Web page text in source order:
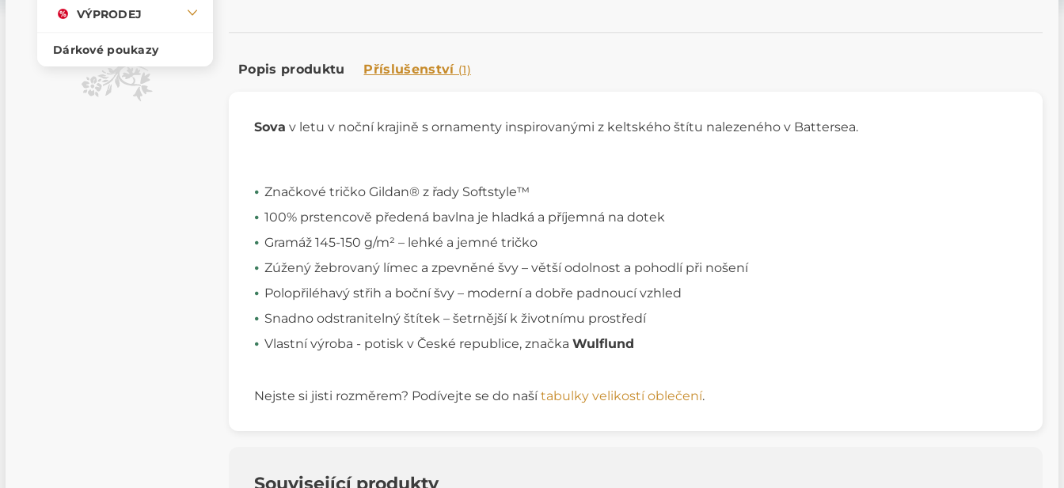
VÝPRODEJ
Dárkové poukazy
Popis produktu Příslušenství (1)
Sova v letu v noční krajině s ornamenty inspirovanými z keltského štítu nalezeného v Battersea.
Značkové tričko Gildan® z řady Softstyle™
100% prstencově předená bavlna je hladká a příjemná na dotek
Gramáž 145-150 g/m² – lehké a jemné tričko
Zúžený žebrovaný límec a zpevněné švy – větší odolnost a pohodlí při nošení
Polopřiléhavý střih a boční švy – moderní a dobře padnoucí vzhled
Snadno odstranitelný štítek – šetrnější k životnímu prostředí
Vlastní výroba - potisk v České republice, značka Wulflund
Nejste si jisti rozměrem? Podívejte se do našítabulky velikostí oblečení.